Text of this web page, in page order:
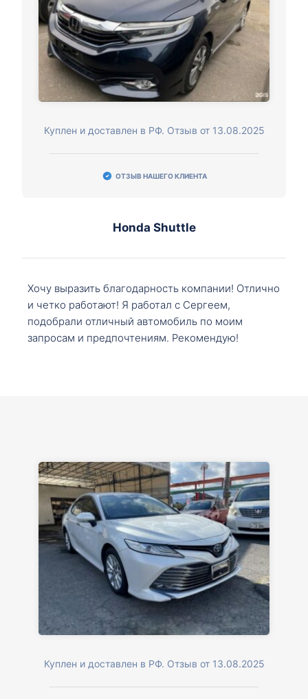
Куплен и доставлен в РФ. Отзыв от 13.08.2025
ОТЗЫВ НАШЕГО КЛИЕНТА
Honda Shuttle
Хочу выразить благодарность компании! Отлично
и четко работают! Я работал с Сергеем,
подобрали отличный автомобиль по моим
запросам и предпочтениям. Рекомендую!
Куплен и доставлен в РФ. Отзыв от 13.08.2025